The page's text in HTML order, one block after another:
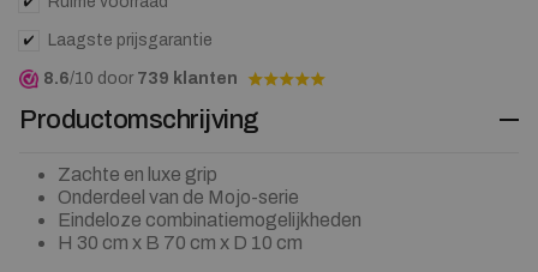
Laagste prijsgarantie
8.6/10 door 739 klanten
Productomschrijving
Zachte en luxe grip
Onderdeel van de Mojo-serie
Eindeloze combinatiemogelijkheden
H 30 cm x B 70 cm x D 10 cm